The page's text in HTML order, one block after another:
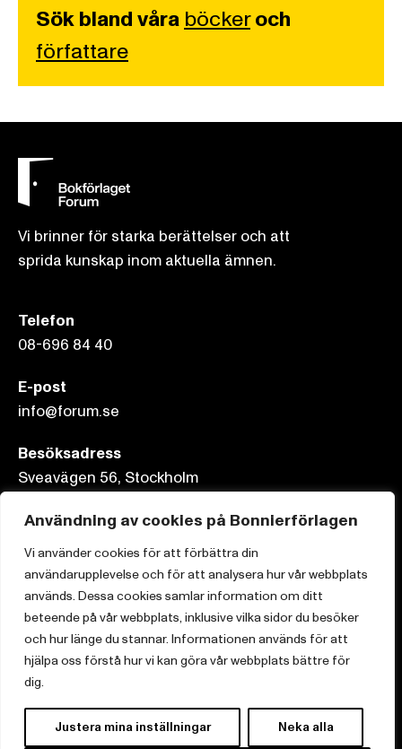
Användning av cookies på Bonnierförlagen
Vi använder cookies för att förbättra din
användarupplevelse och för att analysera hur vår webbplats
används. Dessa cookies samlar information om ditt
beteende på vår webbplats, inklusive vilka sidor du besöker
och hur länge du stannar. Informationen används för att
hjälpa oss förstå hur vi kan göra vår webbplats bättre för
dig.
Justera mina inställningar Neka alla
Sök bland våra böckeroch
författare
Vi brinner för starka berättelser och att
sprida kunskap inom aktuella ämnen.
Telefon
08-696 84 40
E-post
info@forum.se
Besöksadress
Sveavägen 56, Stockholm
Postadress
Box 3159, 103 63 Stockholm
Om Bonnierförlagen
Cookies
Integritetspolicy